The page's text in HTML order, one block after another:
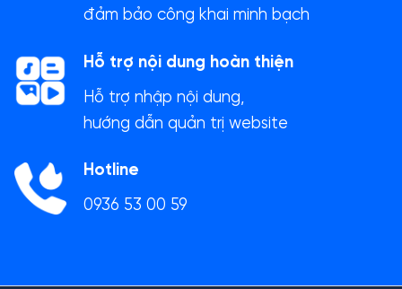
đảm bảo công khai minh bạch
Hỗ trợ nội dung hoàn thiện
Hỗ trợ nhập nội dung,
hướng dẫn quản trị website
Hotline
0936 53 00 59